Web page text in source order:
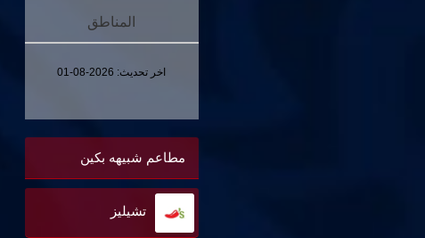
المناطق
اخر تحديث: 2026-08-01
مطاعم شبيهه بكين
تشيليز